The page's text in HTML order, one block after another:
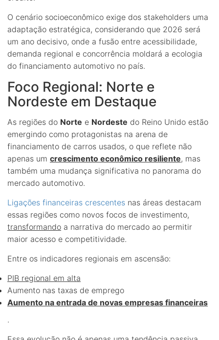
O cenário socioeconômico exige dos stakeholders uma
adaptação estratégica, considerando que 2026 será
um ano decisivo, onde a fusão entre acessibilidade,
demanda regional e concorrência moldará a ecologia
do financiamento automotivo no país.
Foco Regional: Norte e
Nordeste em Destaque
As regiões do Norte e Nordeste do Reino Unido estão
emergindo como protagonistas na arena de
financiamento de carros usados, o que reflete não
apenas um crescimento econômico resiliente, mas
também uma mudança significativa no panorama do
mercado automotivo.
Ligações financeiras crescentes nas áreas destacam
essas regiões como novos focos de investimento,
transformando a narrativa do mercado ao permitir
maior acesso e competitividade.
Entre os indicadores regionais em ascensão:
PIB regional em alta
Aumento nas taxas de emprego
Aumento na entrada de novas empresas financeiras
.